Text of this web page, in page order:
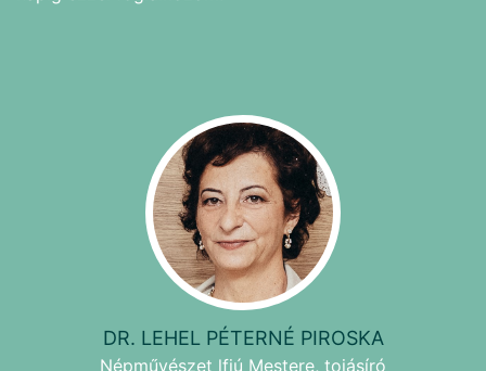
DR. LEHEL PÉTERNÉ PIROSKA
Népművészet lfjú Mestere, tojásíró